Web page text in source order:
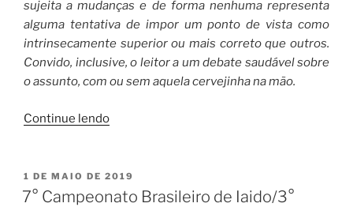
sujeita a mudanças e de forma nenhuma representa
alguma tentativa de impor um ponto de vista como
intrinsecamente superior ou mais correto que outros.
Convido, inclusive, o leitor a um debate saudável sobre
o assunto, com ou sem aquela cervejinha na mão.
Continue lendo“Somos
somos”
PUBLICADO
EM
1 DE MAIO DE 2019
7° Campeonato Brasileiro de Iaido/3°